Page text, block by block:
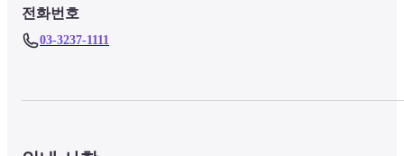
전화번호
03-3237-1111